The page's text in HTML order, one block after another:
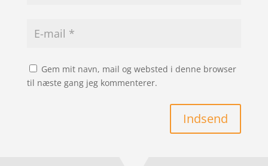
Gem mit navn, mail og websted i denne browser
til næste gang jeg kommenterer.
Indsend